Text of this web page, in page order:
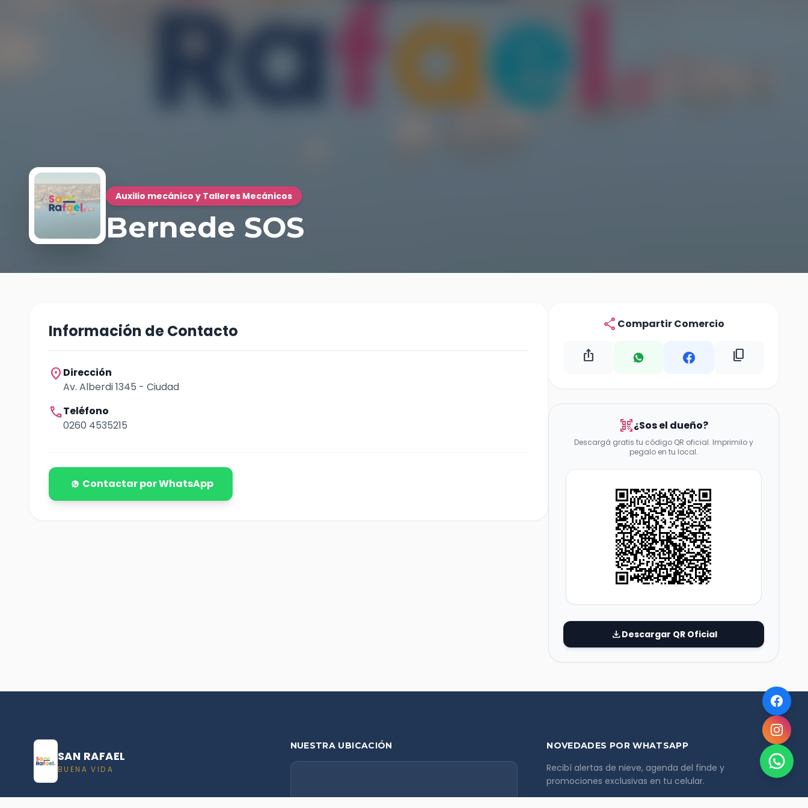
Auxilio mecánico y Talleres Mecánicos
Bernede SOS
Información de Contacto
location_on Dirección
Av. Alberdi 1345 - Ciudad
callTeléfono
0260 4535215
Contactar por WhatsApp
share Compartir Comercio
ios_share content_copy
qr_code_scanner¿Sos el dueño?
Descargá gratis tu código QR oficial. Imprimilo y
pegalo en tu local.
downloadDescargar QR Oficial
SAN RAFAEL
BUENA VIDA
NUESTRA UBICACIÓN NOVEDADES POR WHATSAPP
Recibí alertas de nieve, agenda del finde y
promociones exclusivas en tu celular.